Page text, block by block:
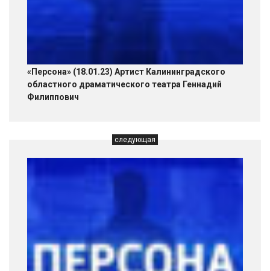
«Персона» (18.01.23) Артист Калининградского
областного драматического театра Геннадий
Филиппович
следующая